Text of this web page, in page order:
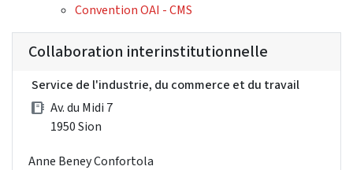
Convention OAI - CMS
Collaboration interinstitutionnelle
Service de l'industrie, du commerce et du travail
Av. du Midi 7
1950 Sion
Anne Beney Confortola